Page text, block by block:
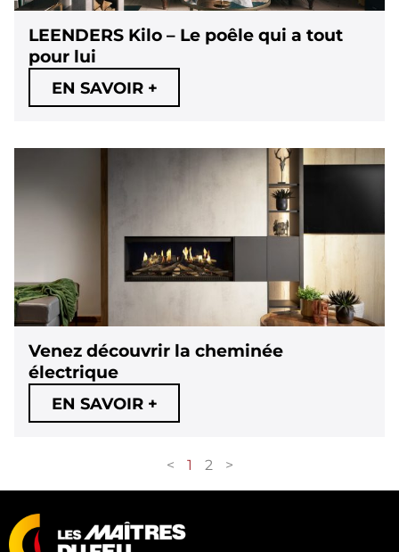
LEENDERS Kilo – Le poêle qui a tout
pour lui
EN SAVOIR +
Venez découvrir la cheminée
électrique
EN SAVOIR +
< 1 2 >